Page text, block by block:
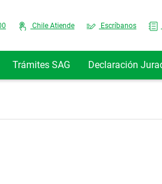
Chile Atiende Escríbanos
Trámites SAG Declaración